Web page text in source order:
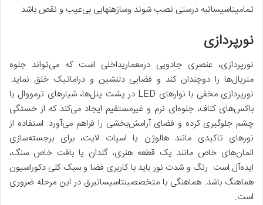
تمامیتاسیساتبه درستی نصب شوند وسازهنهایی بی‌عیب و نقص باشد.
نورپردازی
نورپردازی، عنصری جادویی درمعماریداخلی است که می‌تواند جلوه
متریال‌ها را دوچندان کند و فضایی دلنشین و دراماتیک خلق نماید.
نورپردازی مخفی با نوارهای LED در پشت پنل‌ها، شیارهای ترمووال یا
باکس‌های کناف، جلوه‌ای نرم و غیرمستقیم ایجاد می‌کند که از خستگی
چشم جلوگیری کرده و فضای آرامش‌بخشی را فراهم می‌آورد. استفاده از
نورهای تاکیدی مانند هالوژن یا اسپات لایت، برای برجسته‌سازی
المان‌های خاص مانند یک قطعه هنری، گلدان یا بافت خاص سنگ،
ایده‌آل است. رنگ و شدت نور باید با کاربری فضا و سبک کلی دکوراسیون
هماهنگ باشد. هماهنگی با متخصصینتاسیساتبرق در این مرحله ضروری
است.